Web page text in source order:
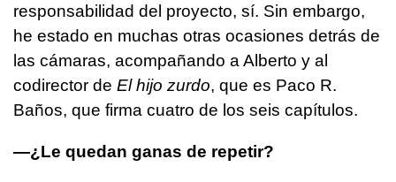
responsabilidad del proyecto, sí. Sin embargo,
he estado en muchas otras ocasiones detrás de
las cámaras, acompañando a Alberto y al
codirector de El hijo zurdo, que es Paco R.
Baños, que firma cuatro de los seis capítulos.
—¿Le quedan ganas de repetir?